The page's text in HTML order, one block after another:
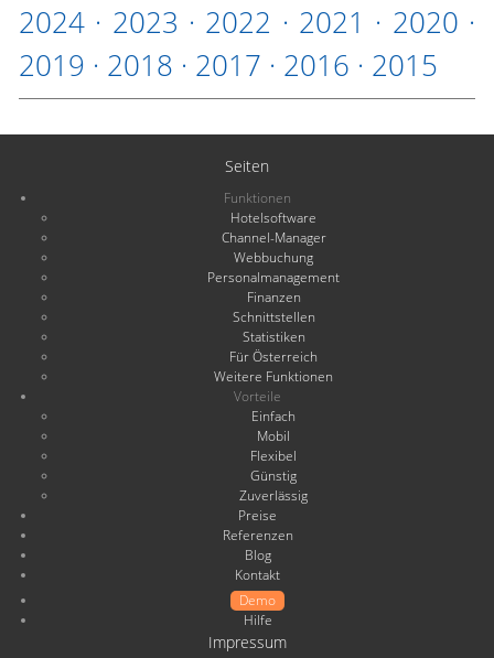
2024 · 2023 · 2022 · 2021 · 2020 ·
2019 · 2018 · 2017 · 2016 · 2015
Seiten
Funktionen
Hotelsoftware
Channel-Manager
Webbuchung
Personalmanagement
Finanzen
Schnittstellen
Statistiken
Für Österreich
Weitere Funktionen
Vorteile
Einfach
Mobil
Flexibel
Günstig
Zuverlässig
Preise
Referenzen
Blog
Kontakt
Demo
Hilfe
Impressum